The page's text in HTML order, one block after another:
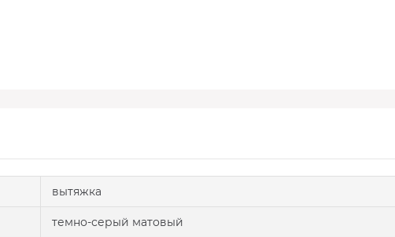
вытяжка
темно-серый матовый